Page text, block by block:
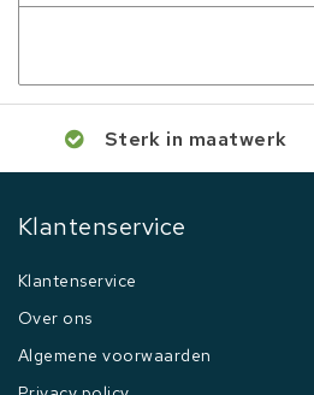
Sterk in maatwerk
Klantenservice
Klantenservice
Over ons
Algemene voorwaarden